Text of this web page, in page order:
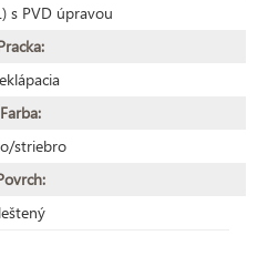
s PVD úpravou
Farba:
striebro
leštený